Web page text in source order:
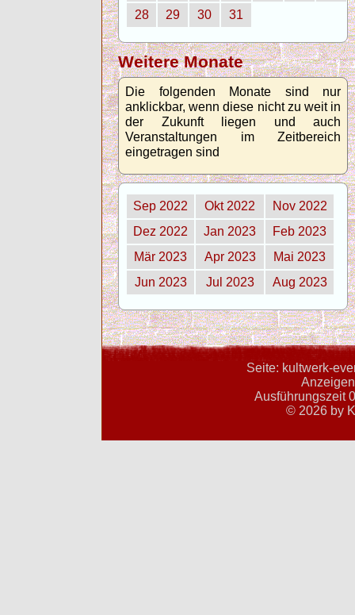
28
29 30 31
Weitere Monate
Die folgenden Monate sind nur
anklickbar, wenn diese nicht zu weit in
der Zukunft liegen und auch
Veranstaltungen im Zeitbereich
eingetragen sind
Sep 2022 Okt 2022
Nov 2022
Dez 2022
Jan 2023
Feb 2023
Mär 2023
Apr 2023
Mai 2023
Jun 2023
Jul 2023 Aug 2023
Seite: kultwerk-
Ausführungszeit
© 2026 by